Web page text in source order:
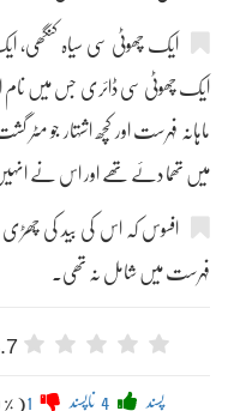
ایک چھوٹی سی سیاہ کنگھی،
ایک چھوٹی سی ڈائری جس میں نام
ماہانہ فہرست اور کچھ اشتہار جو
میں تھما دئے تھے اور اس نے
افسوس کہ اس کی بید کی
فہرست میں شامل نہ تھی۔
پسند ناپسند )